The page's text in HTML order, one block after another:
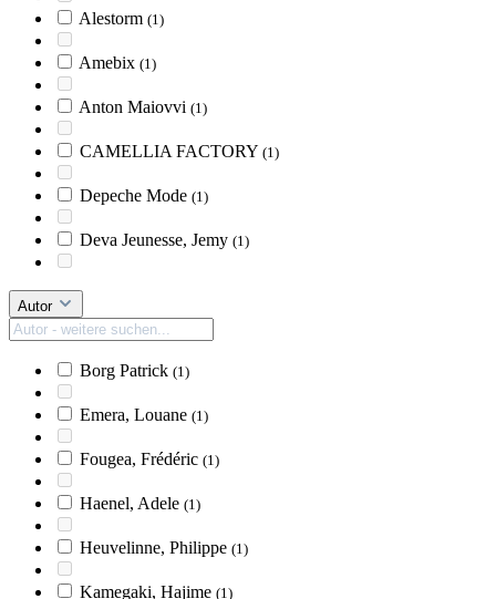
Alestorm (1)
Amebix (1)
Anton Maiovvi (1)
CAMELLIA FACTORY (1)
Depeche Mode (1)
Deva Jeunesse, Jemy (1)
Autor
Borg Patrick (1)
Emera, Louane (1)
Fougea, Frédéric (1)
Haenel, Adele (1)
Heuvelinne, Philippe (1)
Kamegaki, Hajime (1)